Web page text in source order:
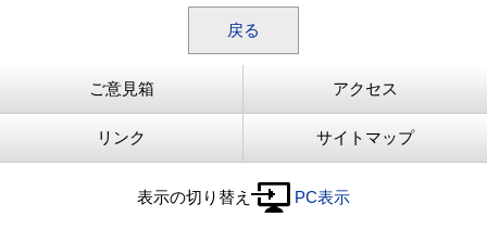
戻る
ご意見箱 アクセス
リンク サイトマップ
表示の切り替え PC表示